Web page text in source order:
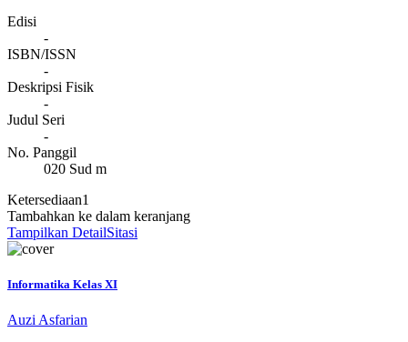
Edisi
-
ISBN/ISSN
-
Deskripsi Fisik
-
Judul Seri
-
No. Panggil
020 Sud m
Ketersediaan1
Tambahkan ke dalam keranjang
Tampilkan DetailSitasi
Informatika Kelas XI
Auzi Asfarian